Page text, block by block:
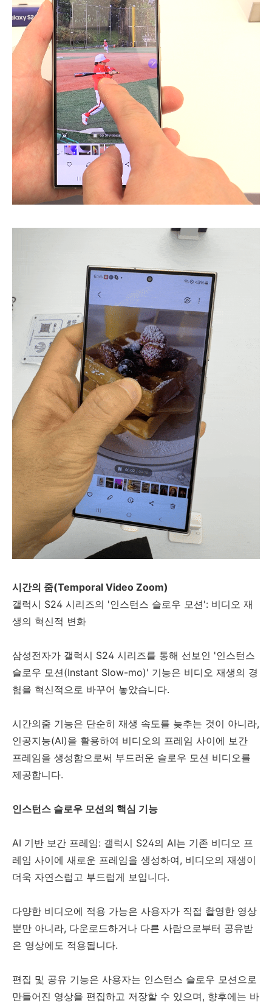
시간의 줌(Temporal Video Zoom)
갤럭시 S24 시리즈의 '인스턴스 슬로우 모션': 비디오 재
생의 혁신적 변화
삼성전자가 갤럭시 S24 시리즈를 통해 선보인 '인스턴스
슬로우 모션(Instant Slow-mo)' 기능은 비디오 재생의 경
험을 혁신적으로 바꾸어 놓았습니다.
시간의줌 기능은 단순히 재생 속도를 늦추는 것이 아니라,
인공지능(AI)을 활용하여 비디오의 프레임 사이에 보간
프레임을 생성함으로써 부드러운 슬로우 모션 비디오를
제공합니다.
인스턴스 슬로우 모션의 핵심 기능
AI 기반 보간 프레임: 갤럭시 S24의 AI는 기존 비디오 프
레임 사이에 새로운 프레임을 생성하여, 비디오의 재생이
더욱 자연스럽고 부드럽게 보입니다.
다양한 비디오에 적용 가능은 사용자가 직접 촬영한 영상
뿐만 아니라, 다운로드하거나 다른 사람으로부터 공유받
은 영상에도 적용됩니다.
편집 및 공유 기능은 사용자는 인스턴스 슬로우 모션으로
만들어진 영상을 편집하고 저장할 수 있으며, 향후에는 바